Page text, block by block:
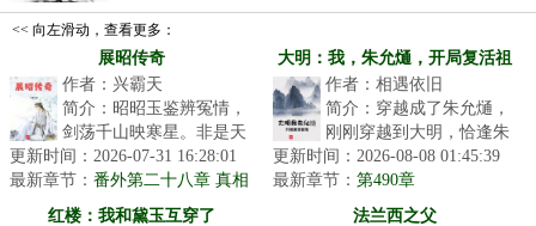
<< 向左滑动，查看更多：
展昭传奇
作者：兴霸天
简介：昭昭玉鉴辨冤情，
剑荡千山映寒星。非是天
公偏俊秀，人间必要此光
明。一本陆小凤传奇式的
侠探故事。...
更新时间：2026-07-31 16:28:01
最新章节： 番外第二十八章 真相
与结局（中）
大明：我，朱允熥，开局复活祖
母
作者：相遇依旧
简介：穿越成了朱允熥，
刚刚穿越到大明，恰逢朱
允炆继位，就要拿自己开
刀，三日后问斩；本想做
一个逍遥王...
更新时间：2026-08-08 01:45:39
最新章节： 第490章
红楼：我和黛玉互穿了
法兰西之父